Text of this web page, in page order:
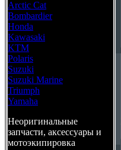
Arctic Cat
Bombardier
Honda
Kawasaki
KTM
Polaris
Suzuki
Suzuki Marine
Triumph
Yamaha
Неоригинальные
запчасти, аксессуары и
мотоэкипировка